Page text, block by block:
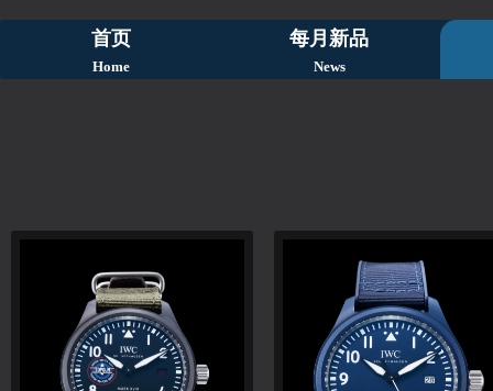
首页
Home
每月新品
News